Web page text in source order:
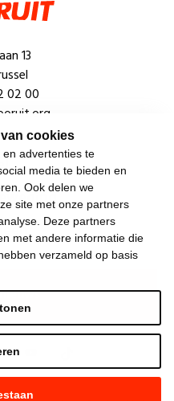
cookies
advertenties te
media te bieden en
Ook delen we
site met onze partners
Deze partners
met andere informatie die
verzameld op basis
13
02 00